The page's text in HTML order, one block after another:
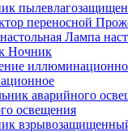
Лампа
Ночник
освещения